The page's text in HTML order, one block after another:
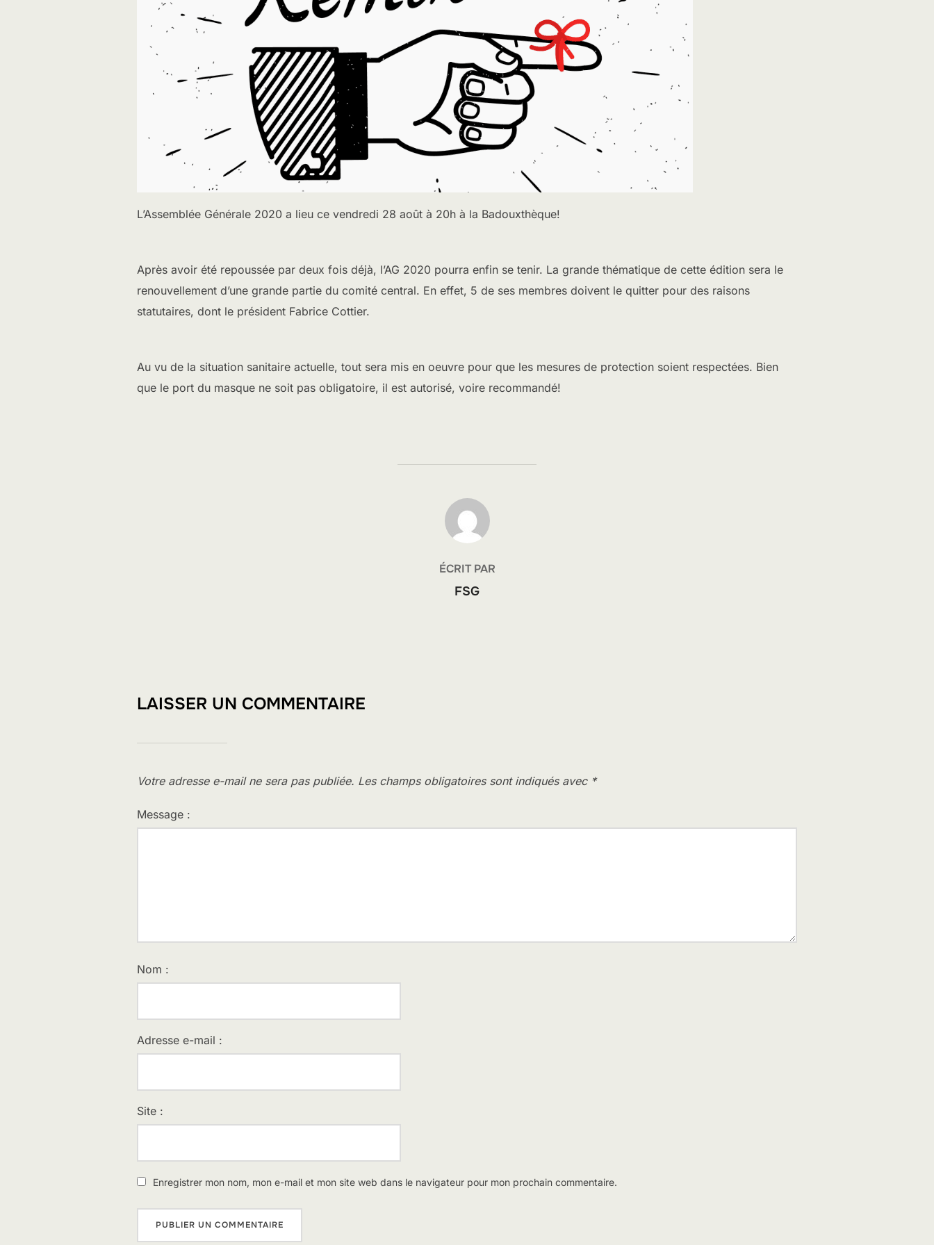
L’Assemblée Générale 2020 a lieu ce vendredi 28 août à 20h à la Badouxthèque!
Après avoir été repoussée par deux fois déjà, l’AG 2020 pourra enfin se tenir. La grande thématique de cette édition sera le
renouvellement d’une grande partie du comité central. En effet, 5 de ses membres doivent le quitter pour des raisons
statutaires, dont le président Fabrice Cottier.
Au vu de la situation sanitaire actuelle, tout sera mis en oeuvre pour que les mesures de protection soient respectées. Bien
que le port du masque ne soit pas obligatoire, il est autorisé, voire recommandé!
AUTEUR DE LA PUBLICATION
ÉCRIT PAR
FSG
LAISSER UN COMMENTAIRE
Votre adresse e-mail ne sera pas publiée. Les champs obligatoires sont indiqués avec *
Message :
Nom :
Adresse e-mail :
Site :
Enregistrer mon nom, mon e-mail et mon site web dans le navigateur pour mon prochain commentaire.